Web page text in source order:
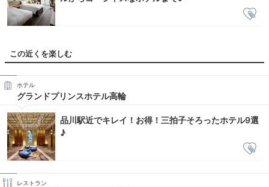
この近くを楽しむ
ホテル
グランドプリンスホテル高輪
品川駅近でキレイ！お得！三拍子そろったホテル9選
♪
レストラン